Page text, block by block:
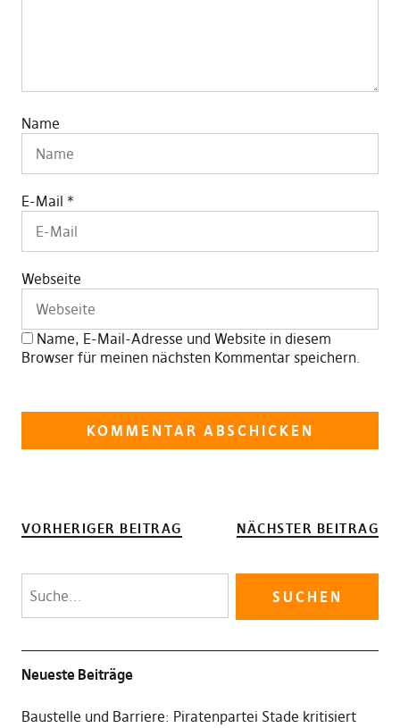
Name
E-Mail *
Webseite
Name, E-Mail-Adresse und Website in diesem
Browser für meinen nächsten Kommentar speichern.
VORHERIGER BEITRAG NÄCHSTER BEITRAG
Neueste Beiträge
Baustelle und Barriere: Piratenpartei Stade kritisiert